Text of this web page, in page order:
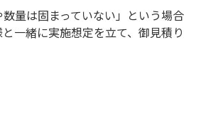
数量は固まっていない」という場合
一緒に実施想定を立て、御見積り